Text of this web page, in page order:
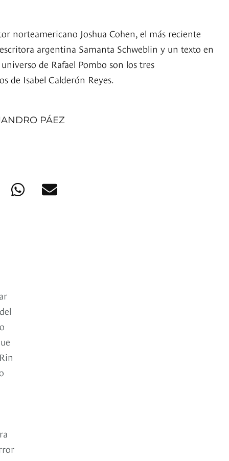
norteamericano Joshua Cohen, el más reciente
argentina Samanta Schweblin y un texto en
de Rafael Pombo son los tres
de Isabel Calderón Reyes.
PÁEZ